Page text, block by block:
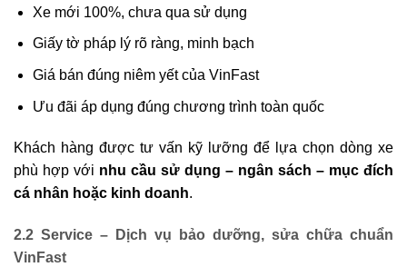
Xe mới 100%, chưa qua sử dụng
Giấy tờ pháp lý rõ ràng, minh bạch
Giá bán đúng niêm yết của VinFast
Ưu đãi áp dụng đúng chương trình toàn quốc
Khách hàng được tư vấn kỹ lưỡng để lựa chọn dòng xe
phù hợp với nhu cầu sử dụng – ngân sách – mục đích
cá nhân hoặc kinh doanh.
2.2 Service – Dịch vụ bảo dưỡng, sửa chữa chuẩn
VinFast